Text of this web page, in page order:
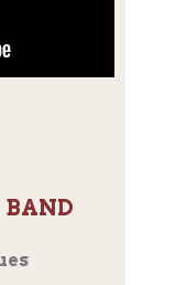
BAND